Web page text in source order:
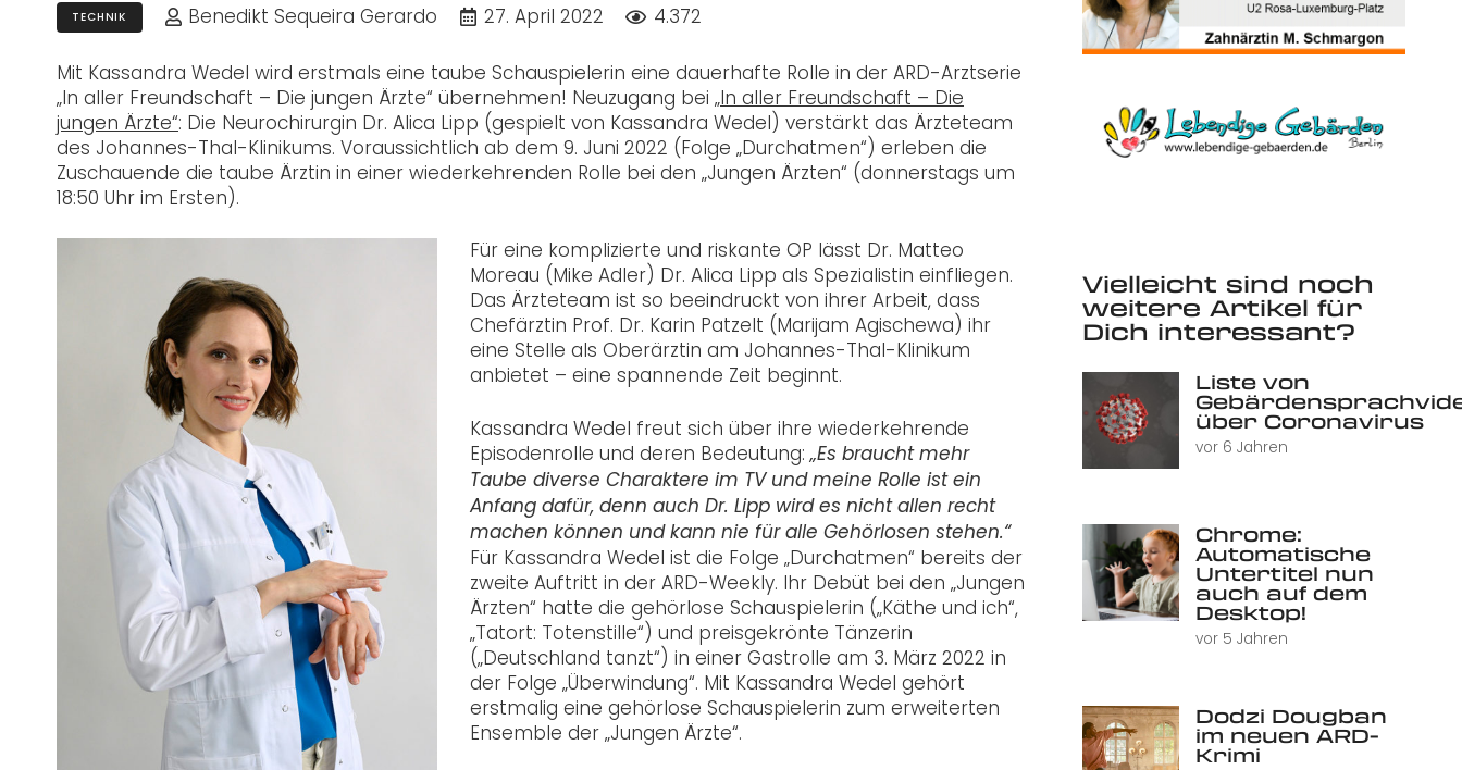
TECHNIK Benedikt Sequeira Gerardo 27. April 2022 4.372
Mit Kassandra Wedel wird erstmals eine taube Schauspielerin eine dauerhafte Rolle in der ARD-Arztserie
„In aller Freundschaft – Die jungen Ärzte“ übernehmen! Neuzugang bei „In aller Freundschaft – Die
jungen Ärzte“: Die Neurochirurgin Dr. Alica Lipp (gespielt von Kassandra Wedel) verstärkt das Ärzteteam
des Johannes-Thal-Klinikums. Voraussichtlich ab dem 9. Juni 2022 (Folge „Durchatmen“) erleben die
Zuschauende die taube Ärztin in einer wiederkehrenden Rolle bei den „Jungen Ärzten“ (donnerstags um
18:50 Uhr im Ersten).
Für eine komplizierte und riskante OP lässt Dr. Matteo
Moreau (Mike Adler) Dr. Alica Lipp als Spezialistin einfliegen.
Das Ärzteteam ist so beeindruckt von ihrer Arbeit, dass
Chefärztin Prof. Dr. Karin Patzelt (Marijam Agischewa) ihr
eine Stelle als Oberärztin am Johannes-Thal-Klinikum
anbietet – eine spannende Zeit beginnt.
Kassandra Wedel freut sich über ihre wiederkehrende
Episodenrolle und deren Bedeutung:„Es braucht mehr
Taube diverse Charaktere im TV und meine Rolle ist ein
Anfang dafür, denn auch Dr. Lipp wird es nicht allen recht
machen können und kann nie für alle Gehörlosen stehen.“
Für Kassandra Wedel ist die Folge „Durchatmen“ bereits der
zweite Auftritt in der ARD-Weekly. Ihr Debüt bei den „Jungen
Ärzten“ hatte die gehörlose Schauspielerin („Käthe und ich“,
„Tatort: Totenstille“) und preisgekrönte Tänzerin
(„Deutschland tanzt“) in einer Gastrolle am 3. März 2022 in
der Folge „Überwindung“. Mit Kassandra Wedel gehört
erstmalig eine gehörlose Schauspielerin zum erweiterten
Ensemble der „Jungen Ärzte“.
Vielleicht sind noch
weitere Artikel für
Dich interessant?
Liste von
über Coronavirus
vor 6 Jahren
Chrome:
Automatische
Untertitel nun
auch auf dem
Desktop!
vor 5 Jahren
Dodzi Dougban
im neuen ARD-
Krimi